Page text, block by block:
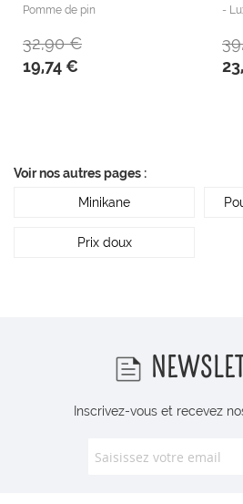
Pomme de pin
19,74 €
32,90 €
-
Voir nos autres pages :
Minikane
Prix doux
Inscrivez-vous et recevez